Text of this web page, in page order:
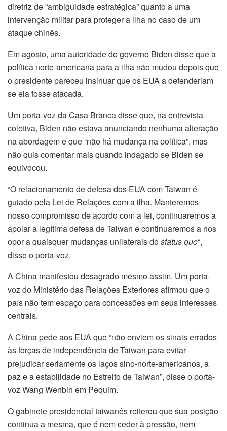
diretriz de “ambiguidade estratégica” quanto a uma
intervenção militar para proteger a ilha no caso de um
ataque chinês.
Em agosto, uma autoridade do governo Biden disse que a
política norte-americana para a ilha não mudou depois que
o presidente pareceu insinuar que os EUA a defenderiam
se ela fosse atacada.
Um porta-voz da Casa Branca disse que, na entrevista
coletiva, Biden não estava anunciando nenhuma alteração
na abordagem e que “não há mudança na política”, mas
não quis comentar mais quando indagado se Biden se
equivocou.
“O relacionamento de defesa dos EUA com Taiwan é
guiado pela Lei de Relações com a ilha. Manteremos
nosso compromisso de acordo com a lei, continuaremos a
apoiar a legítima defesa de Taiwan e continuaremos a nos
opor a quaisquer mudanças unilaterais dostatus quo“,
disse o porta-voz.
A China manifestou desagrado mesmo assim. Um porta-
voz do Ministério das Relações Exteriores afirmou que o
país não tem espaço para concessões em seus interesses
centrais.
A China pede aos EUA que “não enviem os sinais errados
às forças de independência de Taiwan para evitar
prejudicar seriamente os laços sino-norte-americanos, a
paz e a estabilidade no Estreito de Taiwan”, disse o porta-
voz Wang Wenbin em Pequim.
O gabinete presidencial taiwanês reiterou que sua posição
continua a mesma, que é nem ceder à pressão, nem